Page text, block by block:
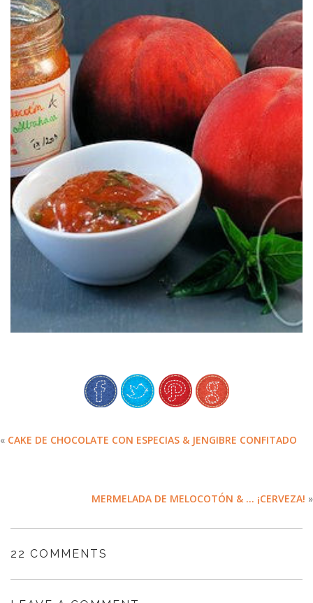
MERMELADA DE MELOCOTÓN &
ALBAHACA
Una mermelada sabrosa y muy fresca para celebrar el verano.
« CAKE DE CHOCOLATE CON ESPECIAS & JENGIBRE CONFITADO
MERMELADA DE MELOCOTÓN & … ¡CERVEZA! »
22 COMMENTS